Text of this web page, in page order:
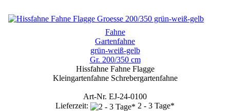
Fahne
Gartenfahne
grün-weiß-gelb
Gr. 200/350 cm
Hissfahne Fahne Flagge
Kleingartenfahne Schrebergartenfahne
Art-Nr. EJ-24-0100
Lieferzeit:
2 - 3 Tage*